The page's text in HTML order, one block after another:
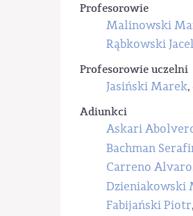
Profesorowie
Malinowski
Rąbkowski
Profesorowie uczelni
Jasiński Marek,
Adiunkci
Askari
Bachman
Carreno Alvaro
Dzieniakowski
Fabijański Piotr